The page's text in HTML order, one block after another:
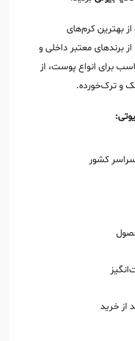
از بهترین کرم‌های
برندهای معتبر داخلی و
برای انواع پوست، از
و ترک‌خورده.
کشور
از خرید